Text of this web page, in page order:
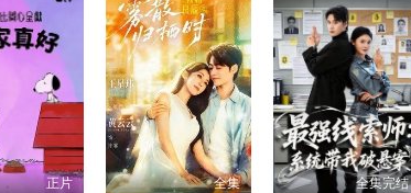
正片 全集 全集完结